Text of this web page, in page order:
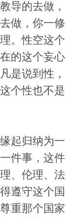
导的去做，
做，你一修
。性空这个
的这个妄心
是说到性，
个性也不是
起归纳为一
件事，这件
、伦理、法
遵守这个国
重那个国家